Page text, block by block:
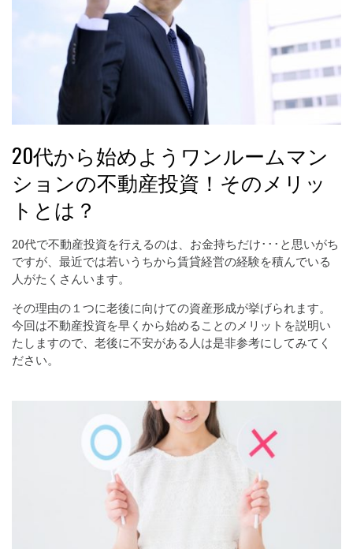
20代から始めようワンルームマン
ションの不動産投資！そのメリッ
トとは？
20代で不動産投資を行えるのは、お金持ちだけ･･･と思いがち
ですが、最近では若いうちから賃貸経営の経験を積んでいる
人がたくさんいます。
その理由の１つに老後に向けての資産形成が挙げられます。
今回は不動産投資を早くから始めることのメリットを説明い
たしますので、老後に不安がある人は是非参考にしてみてく
ださい。